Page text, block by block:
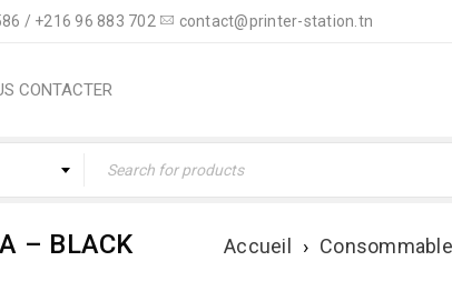
/ +216 96 883 702 contact@printer-station.tn
CONTACTER
– BLACK
Accueil ›